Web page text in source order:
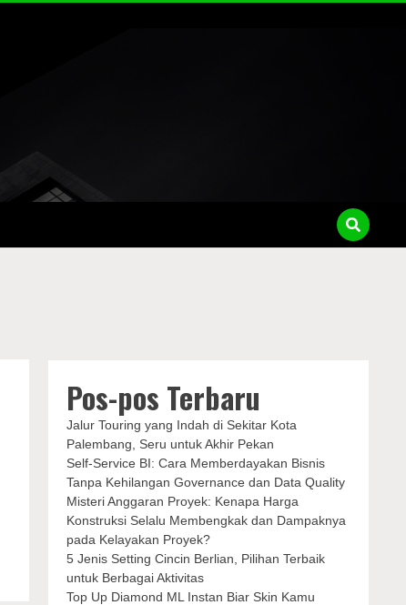
Pos-pos Terbaru
Jalur Touring yang Indah di Sekitar Kota
Palembang, Seru untuk Akhir Pekan
Self-Service BI: Cara Memberdayakan Bisnis
Tanpa Kehilangan Governance dan Data Quality
Misteri Anggaran Proyek: Kenapa Harga
Konstruksi Selalu Membengkak dan Dampaknya
pada Kelayakan Proyek?
5 Jenis Setting Cincin Berlian, Pilihan Terbaik
untuk Berbagai Aktivitas
Top Up Diamond ML Instan Biar Skin Kamu